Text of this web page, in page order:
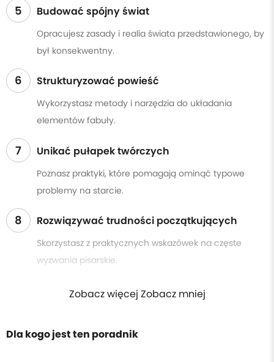
5 Budować spójny świat
Opracujesz zasady i realia świata przedstawionego, by
był konsekwentny.
6 Strukturyzować powieść
Wykorzystasz metody i narzędzia do układania
elementów fabuły.
7 Unikać pułapek twórczych
Poznasz praktyki, które pomagają ominąć typowe
problemy na starcie.
8 Rozwiązywać trudności początkujących
Skorzystasz z praktycznych wskazówek na częste
wyzwania pisarskie.
Zobacz więcej Zobacz mniej
Dla kogo jest ten poradnik